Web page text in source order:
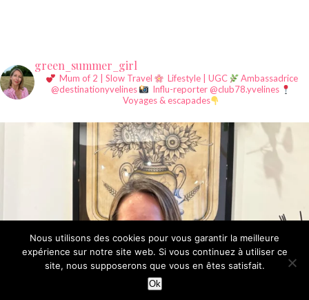
green_summer_girl
Mum of 2 | Slow Travel Lifestyle | UGC
Ambassadrice
@destinationyvelines
Influ-reporter @club78.yvelines
Voyages & escapades
Nous utilisons des cookies pour vous garantir la meilleure
expérience sur notre site web. Si vous continuez à utiliser ce
site, nous supposerons que vous en êtes satisfait.
Ok